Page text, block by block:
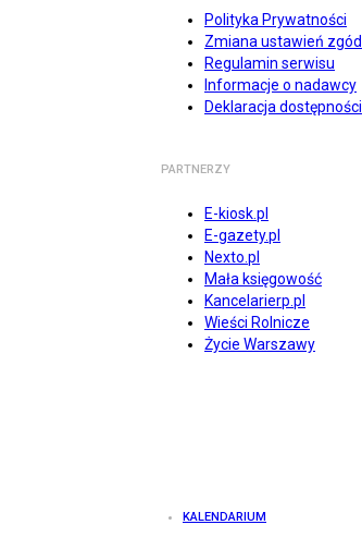
Polityka Prywatności
Zmiana ustawień zgód
Regulamin serwisu
Informacje o nadawcy
Deklaracja dostępności
PARTNERZY
E-kiosk.pl
E-gazety.pl
Nexto.pl
Mała księgowość
Kancelarierp.pl
Wieści Rolnicze
Życie Warszawy
KALENDARIUM